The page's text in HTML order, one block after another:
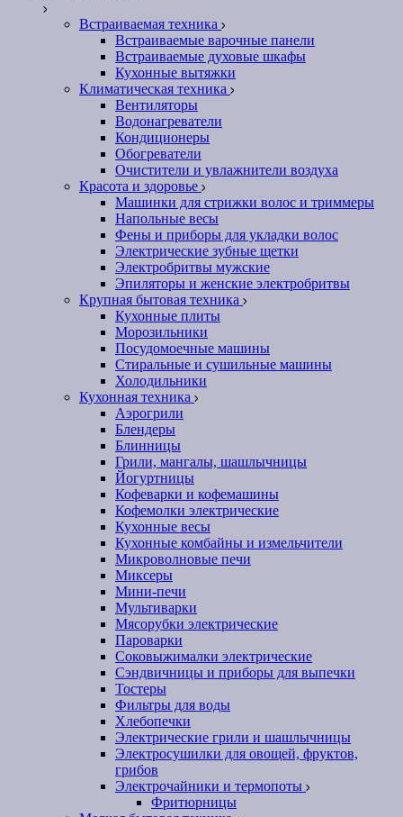
Встраиваемая техника
Встраиваемые варочные панели
Встраиваемые духовые шкафы
Кухонные вытяжки
Климатическая техника
Вентиляторы
Водонагреватели
Кондиционеры
Обогреватели
Очистители и увлажнители воздуха
Красота и здоровье
Машинки для стрижки волос и триммеры
Напольные весы
Фены и приборы для укладки волос
Электрические зубные щетки
Электробритвы мужские
Эпиляторы и женские электробритвы
Крупная бытовая техника
Кухонные плиты
Морозильники
Посудомоечные машины
Стиральные и сушильные машины
Холодильники
Кухонная техника
Аэрогрили
Блендеры
Блинницы
Грили, мангалы, шашлычницы
Йогуртницы
Кофеварки и кофемашины
Кофемолки электрические
Кухонные весы
Кухонные комбайны и измельчители
Микроволновые печи
Миксеры
Мини-печи
Мультиварки
Мясорубки электрические
Пароварки
Соковыжималки электрические
Сэндвичницы и приборы для выпечки
Тостеры
Фильтры для воды
Хлебопечки
Электрические грили и шашлычницы
Электросушилки для овощей, фруктов,
грибов
Электрочайники и термопоты
Фритюрницы